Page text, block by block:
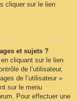
cliquer sur le lien
et sujets ?
cliquant sur le lien
de l’utilisateur,
de l’utilisateur »
sur le menu
Pour effectuer une